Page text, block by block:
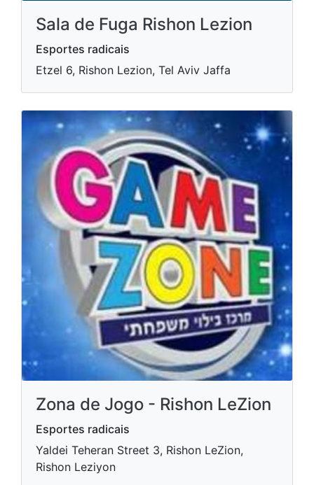
Sala de Fuga Rishon Lezion
Esportes radicais
Etzel 6, Rishon Lezion, Tel Aviv Jaffa
Zona de Jogo - Rishon LeZion
Esportes radicais
Yaldei Teheran Street 3, Rishon LeZion,
Rishon Leziyon